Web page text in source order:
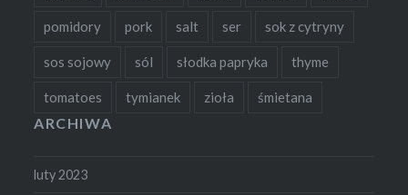
pomidory pork salt ser sok z cytryny
sos sojowy sól słodka papryka thyme
tomatoes tymianek zioła śmietana
ARCHIWA
luty 2023